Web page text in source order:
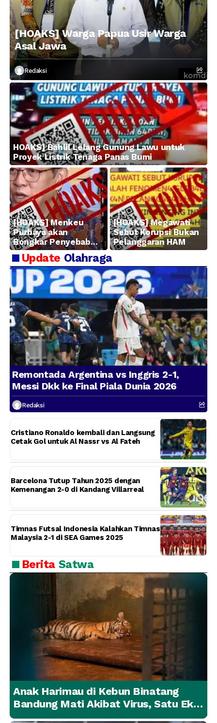
[HOAKS] Warga Papua Usir Warga
Asal Jawa
Redaksi
HOAKS] Bahlil Lelang Gunung Lawu untuk
Proyek Listrik Tenaga Panas Bumi
[HOAKS] Menkeu
Purbaya akan
Bongkar Penyebab
Kerugian BUMN
[HOAKS] Megawati
Sebut Korupsi Bukan
Pelanggaran HAM
Update Olahraga
Remontada Argentina vs Inggris 2-1,
Messi Dkk ke Final Piala Dunia 2026
Redaksi
Cristiano Ronaldo kembali dan Langsung
Cetak Gol untuk Al Nassr vs Al Fateh
Barcelona Tutup Tahun 2025 dengan
Kemenangan 2-0 di Kandang Villarreal
Timnas Futsal Indonesia Kalahkan Timnas
Malaysia 2-1 di SEA Games 2025
Berita Satwa
Anak Harimau di Kebun Binatang
Bandung Mati Akibat Virus, Satu Ekor
Lainnya Berangsur Membaik